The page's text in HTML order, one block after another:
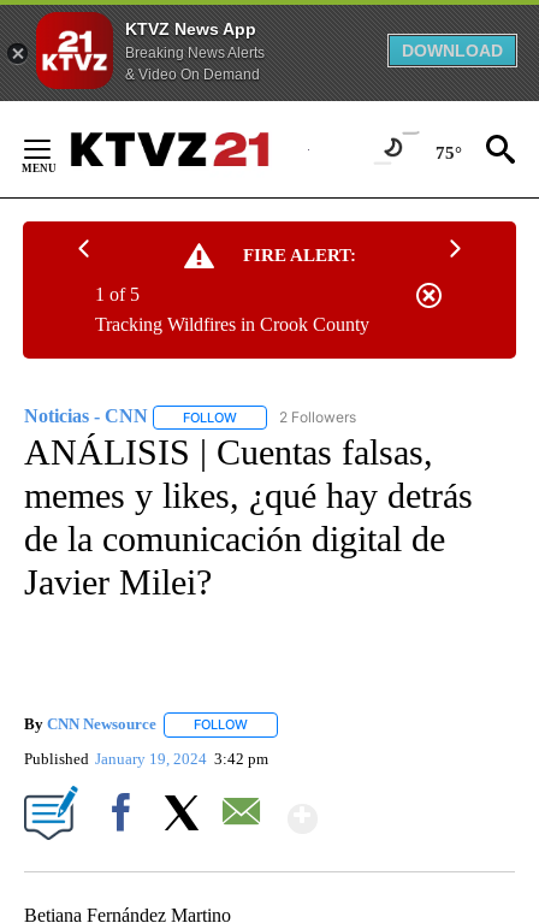
KTVZ News App
Breaking News Alerts
& Video On Demand
DOWNLOAD
Content
75°
FIRE ALERT:
Tracking Wildfires in Crook County
1 of 5
Noticias - CNN FOLLOW FOLLOW "NOTICIAS - CNN" TO RECEIVE
2 Followers
ANÁLISIS | Cuentas falsas,
memes y likes, ¿qué hay detrás
de la comunicación digital de
Javier Milei?
By CNN Newsource FOLLOW
Published January 19, 2024 3:42 pm
Betiana Fernández Martino